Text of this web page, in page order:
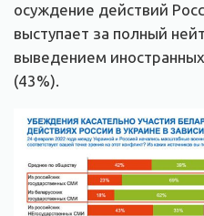
осуждение действий
выступает за полный
выведением
(43%).